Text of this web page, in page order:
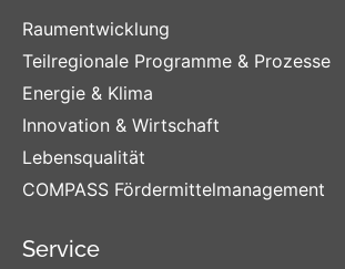
Raumentwicklung
Teilregionale Programme & Prozesse
Energie & Klima
Innovation & Wirtschaft
Lebensqualität
COMPASS Fördermittelmanagement
Service